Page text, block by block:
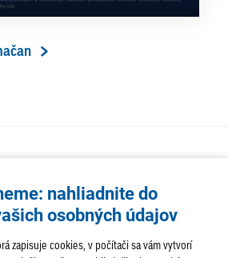
nahliadnite do
osobných údajov
zapisuje cookies, v počítači sa vám vytvorí